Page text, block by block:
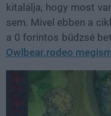
kitalálja, hogy most
sem. Mivel ebben a
a 0 forintos büdzsé
Owlbear.rodeo